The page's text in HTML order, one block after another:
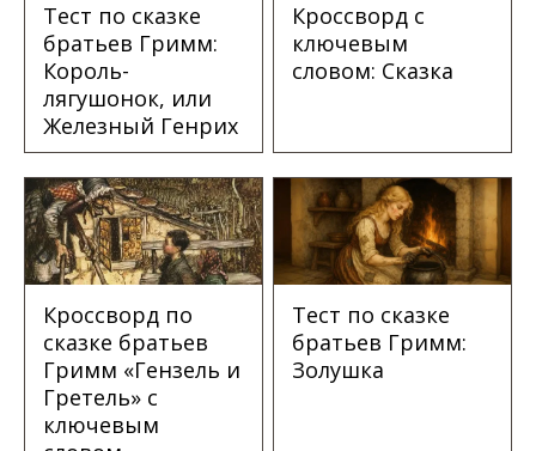
Тест по сказке
братьев Гримм:
Король-
лягушонок, или
Железный Генрих
Кроссворд с
ключевым
словом: Сказка
Кроссворд по
сказке братьев
Гримм «Гензель и
Гретель» с
ключевым
Тест по сказке
братьев Гримм:
Золушка